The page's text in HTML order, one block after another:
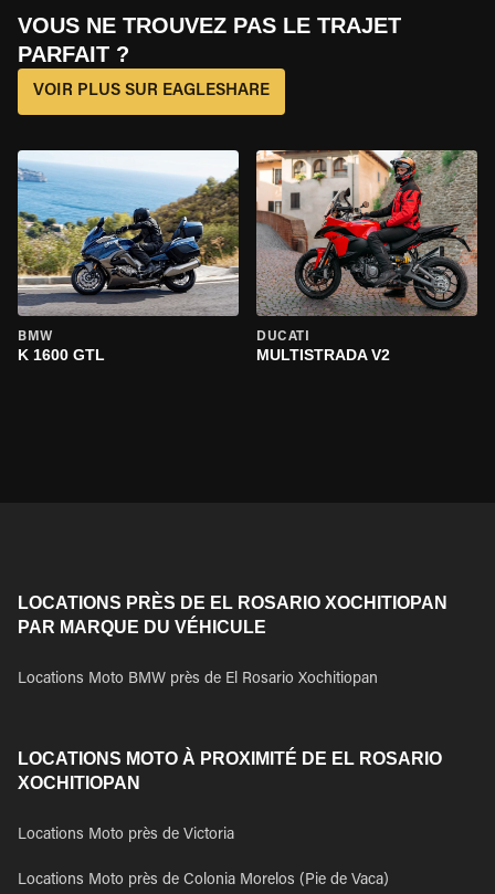
VOUS NE TROUVEZ PAS LE TRAJET
PARFAIT ?
VOIR PLUS SUR EAGLESHARE
BMW
K 1600 GTL
DUCATI
MULTISTRADA V2
LOCATIONS PRÈS DE EL ROSARIO XOCHITIOPAN
PAR MARQUE DU VÉHICULE
Locations Moto BMW près de El Rosario Xochitiopan
LOCATIONS MOTO À PROXIMITÉ DE EL ROSARIO
XOCHITIOPAN
Locations Moto près de Victoria
Locations Moto près de Colonia Morelos (Pie de Vaca)